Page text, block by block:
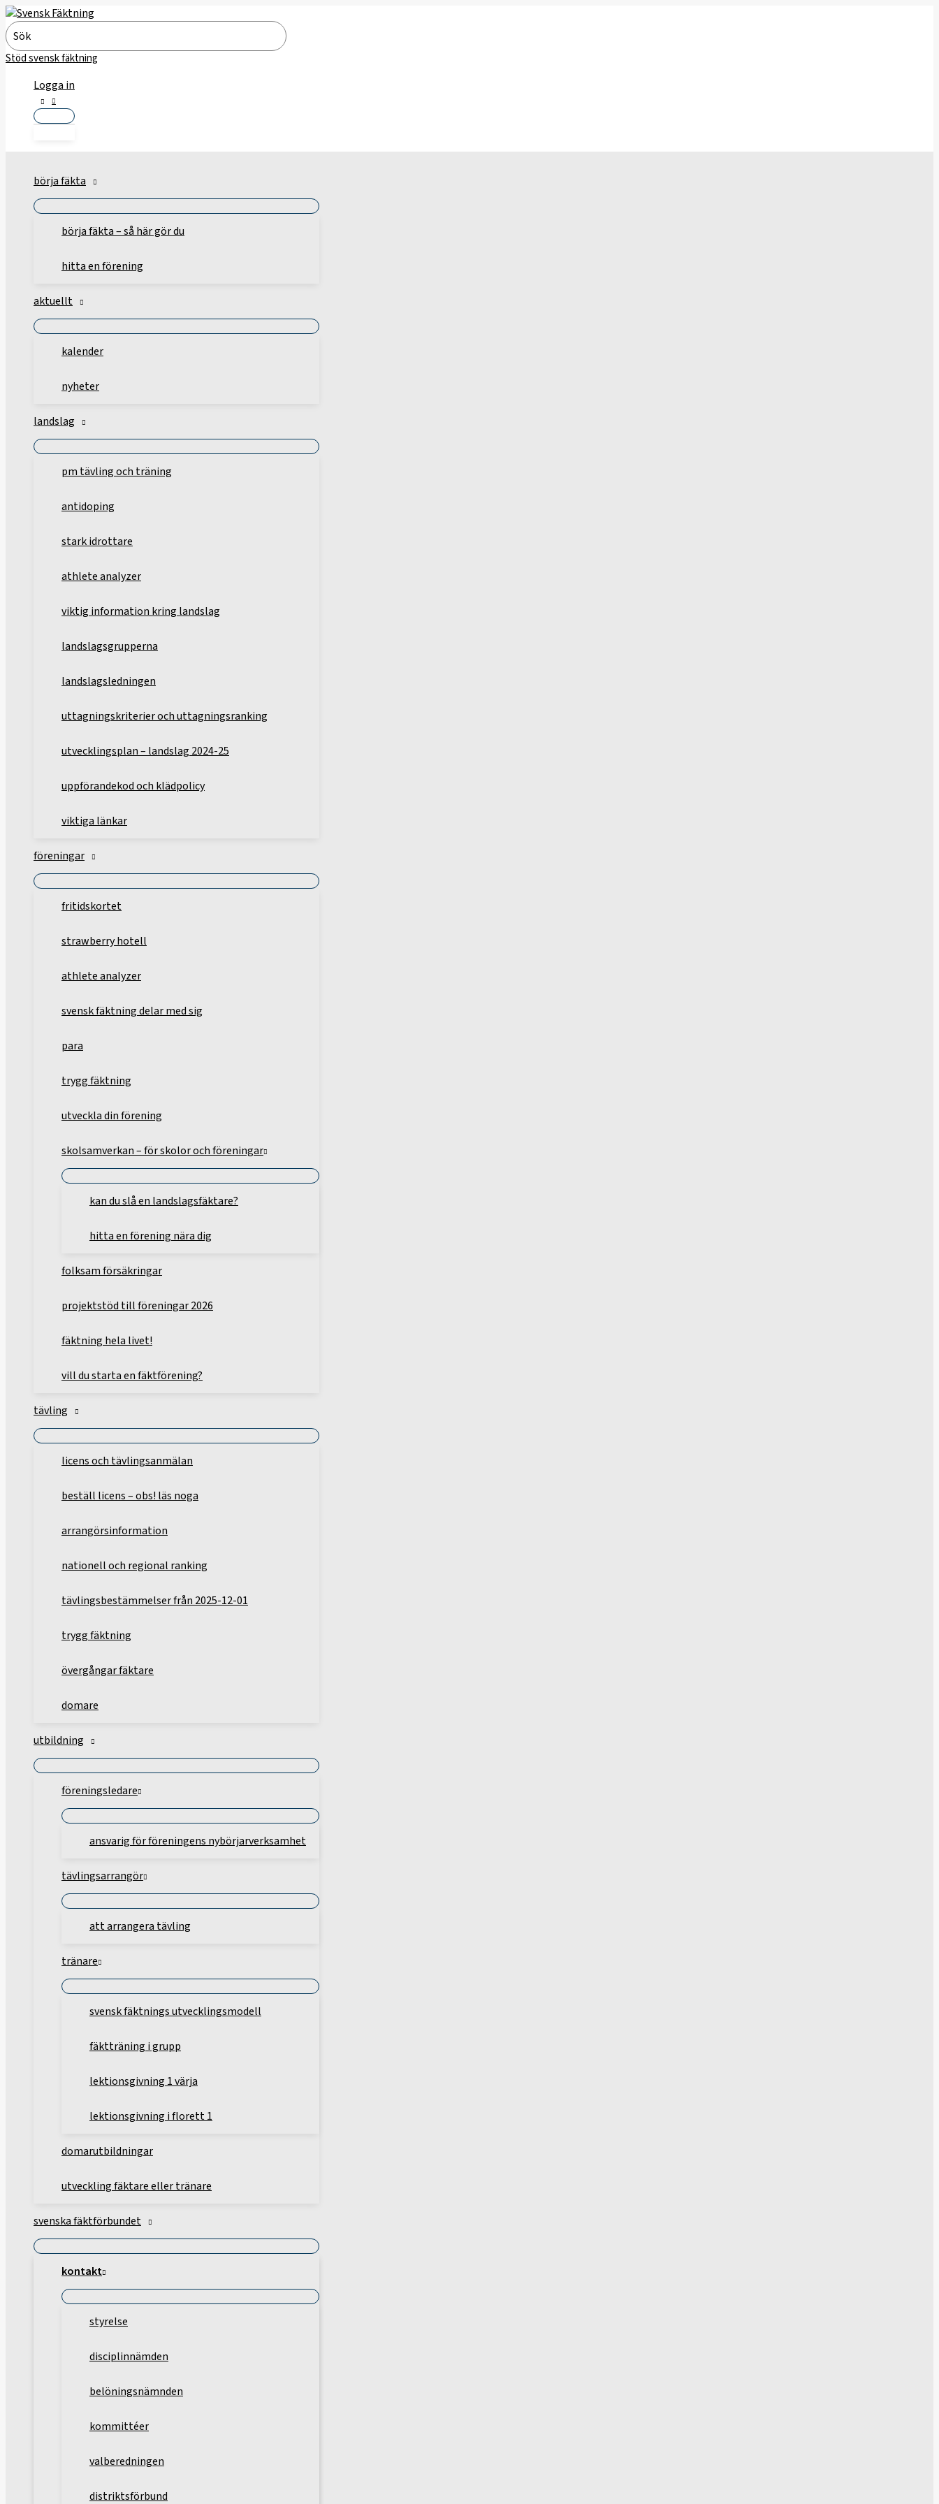
Hoppa
till
innehåll
Search
for:
Stöd svensk fäktning
Logga in
börja fäkta
börja fäkta – så här gör du
hitta en förening
aktuellt
kalender
nyheter
landslag
pm tävling och träning
antidoping
stark idrottare
athlete analyzer
viktig information kring landslag
landslagsgrupperna
landslagsledningen
uttagningskriterier och uttagningsranking
utvecklingsplan – landslag 2024-25
uppförandekod och klädpolicy
viktiga länkar
föreningar
fritidskortet
strawberry hotell
athlete analyzer
svensk fäktning delar med sig
para
trygg fäktning
utveckla din förening
skolsamverkan – för skolor och föreningar
kan du slå en landslagsfäktare?
hitta en förening nära dig
folksam försäkringar
projektstöd till föreningar 2026
fäktning hela livet!
vill du starta en fäktförening?
tävling
licens och tävlingsanmälan
beställ licens – obs! läs noga
arrangörsinformation
nationell och regional ranking
tävlingsbestämmelser från 2025-12-01
trygg fäktning
övergångar fäktare
domare
utbildning
föreningsledare
ansvarig för föreningens nybörjarverksamhet
tävlingsarrangör
att arrangera tävling
tränare
svensk fäktnings utvecklingsmodell
fäktträning i grupp
lektionsgivning 1 värja
lektionsgivning i florett 1
domarutbildningar
utveckling fäktare eller tränare
svenska fäktförbundet
kontakt
styrelse
disciplinnämden
belöningsnämnden
kommittéer
valberedningen
distriktsförbund